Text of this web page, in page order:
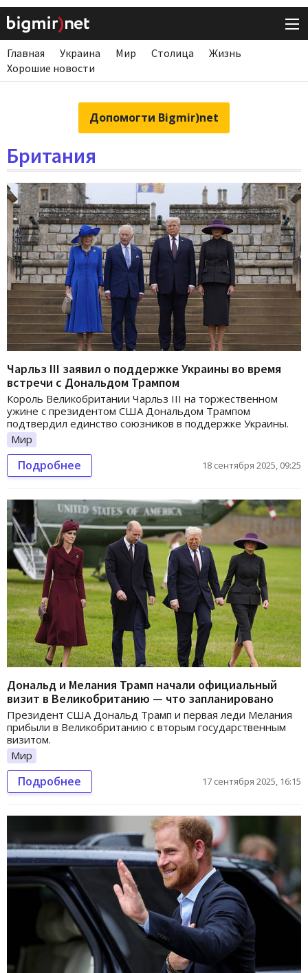
Главная Украина Мир Столица
Жизнь
Хорошие новости
Допомогти Bigmir)net
Британия
Чарльз III заявил о поддержке Украины во время
встречи с Дональдом Трампом
Король Великобритании Чарльз III на торжественном
ужине с президентом США Дональдом Трампом
подтвердил единство союзников в поддержке Украины.
Мир
Подробнее 18 сентября 2025, 09:25
Дональд и Мелания Трамп начали официальный
визит в Великобританию — что запланировано
Президент США Дональд Трамп и первая леди Мелания
прибыли в Великобританию с вторым государственным
визитом.
Мир
Подробнее 17 сентября 2025, 16:15